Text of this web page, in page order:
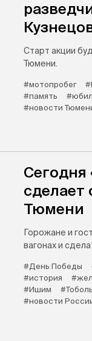
Старт акции
Тюмени.
#мотопробег
#память
#новости
сделает
Тюмени
Горожане и
вагонах и
#День Победы
#история
#Ишим
#новости